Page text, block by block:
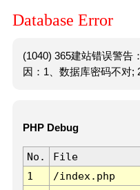
Database Error
(1040) 365建站错误警告
因：1、数据库密码不对;
PHP Debug
No. File
1
/index.php